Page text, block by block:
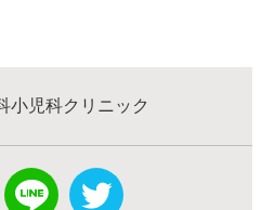
小児科クリニック